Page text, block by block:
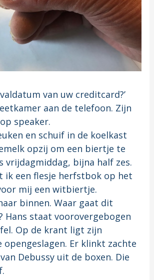
van uw creditcard?’
aan de telefoon. Zijn
speaker.
en schuif in de koelkast
opzij om een biertje te
vrijdagmiddag, bijna half zes.
ik een flesje herfstbok op het
mij een witbiertje.
binnen. Waar gaat dit
Hans staat voorovergebogen
Op de krant ligt zijn
opengeslagen. Er klinkt zachte
Debussy uit de boxen. Die